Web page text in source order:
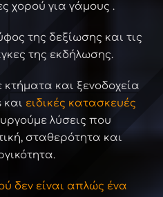
χορού για γάμους .
της δεξίωσης και τις
της εκδήλωσης.
και ξενοδοχεία
και ειδικές κατασκευές
λύσεις που
σταθερότητα και
δεν είναι απλώς ένα